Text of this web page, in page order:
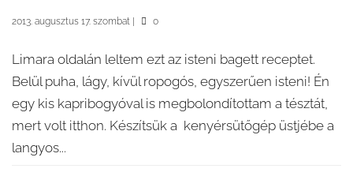
2013. augusztus 17. szombat 0
Limara oldalán leltem ezt az isteni bagett receptet.
Belül puha, lágy, kívül ropogós, egyszerűen isteni! Én
egy kis kapribogyóval is megbolondítottam a tésztát,
mert volt itthon. Készítsük a kenyérsütőgép üstjébe a
langyos...